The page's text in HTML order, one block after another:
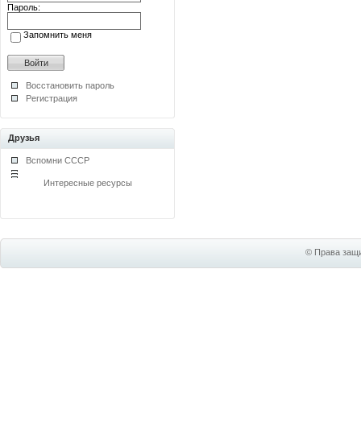
Пароль:
Запомнить меня
Восстановить пароль
Регистрация
Друзья
Вспомни СССР
Интересные ресурсы
© Права